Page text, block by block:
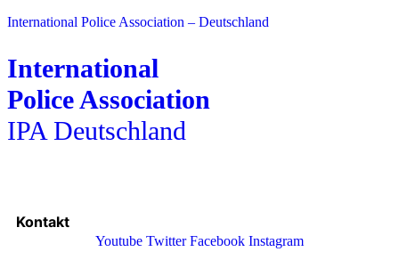
International Police Association – Deutschland
International
Police Association
IPA Deutschland
Kontakt
Youtube Twitter Facebook Instagram